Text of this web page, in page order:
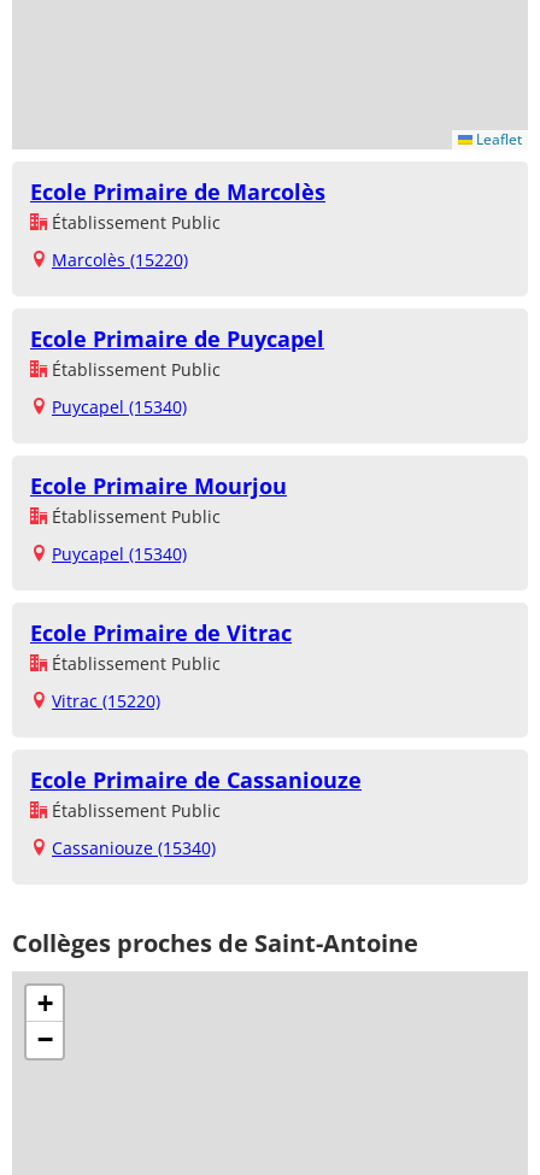
Leaflet
Ecole Primaire de Marcolès
Établissement Public
Marcolès (15220)
Ecole Primaire de Puycapel
Établissement Public
Puycapel (15340)
Ecole Primaire Mourjou
Établissement Public
Puycapel (15340)
Ecole Primaire de Vitrac
Établissement Public
Vitrac (15220)
Ecole Primaire de Cassaniouze
Établissement Public
Cassaniouze (15340)
Collèges proches de Saint-Antoine
+
−